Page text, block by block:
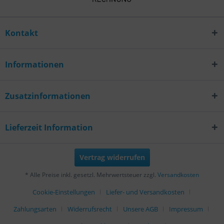
Kontakt
Informationen
Zusatzinformationen
Lieferzeit Information
Vertrag widerrufen
* Alle Preise inkl. gesetzl. Mehrwertsteuer zzgl. Versandkosten
Cookie-Einstellungen
Liefer- und Versandkosten
Zahlungsarten
Widerrufsrecht Unsere AGB
Impressum